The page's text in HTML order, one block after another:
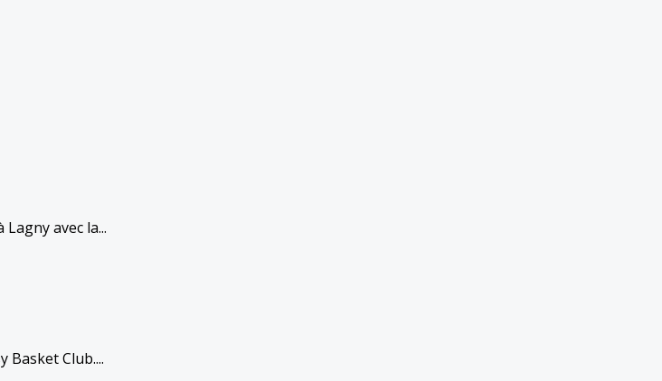
avec la...
Club....